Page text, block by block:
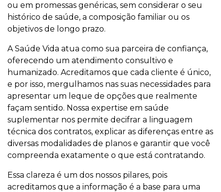
ou em promessas genéricas, sem considerar o seu
histórico de saúde, a composição familiar ou os
objetivos de longo prazo.
A Saúde Vida atua como sua parceira de confiança,
oferecendo um atendimento consultivo e
humanizado. Acreditamos que cada cliente é único,
e por isso, mergulhamos nas suas necessidades para
apresentar um leque de opções que realmente
façam sentido. Nossa expertise em saúde
suplementar nos permite decifrar a linguagem
técnica dos contratos, explicar as diferenças entre as
diversas modalidades de planos e garantir que você
compreenda exatamente o que está contratando.
Essa clareza é um dos nossos pilares, pois
acreditamos que a informação é a base para uma